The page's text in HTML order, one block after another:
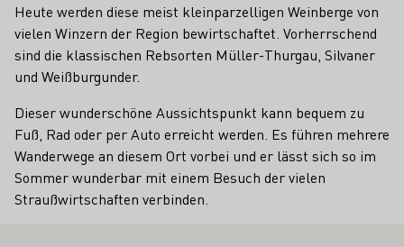
Heute werden diese meist kleinparzelligen Weinberge von
vielen Winzern der Region bewirtschaftet. Vorherrschend
sind die klassischen Rebsorten Müller-Thurgau, Silvaner
und Weißburgunder.
Dieser wunderschöne Aussichtspunkt kann bequem zu
Fuß, Rad oder per Auto erreicht werden. Es führen mehrere
Wanderwege an diesem Ort vorbei und er lässt sich so im
Sommer wunderbar mit einem Besuch der vielen
Straußwirtschaften verbinden.